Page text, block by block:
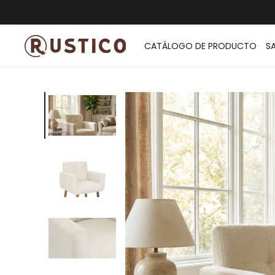
CATÁLOGO DE PRODUCTO